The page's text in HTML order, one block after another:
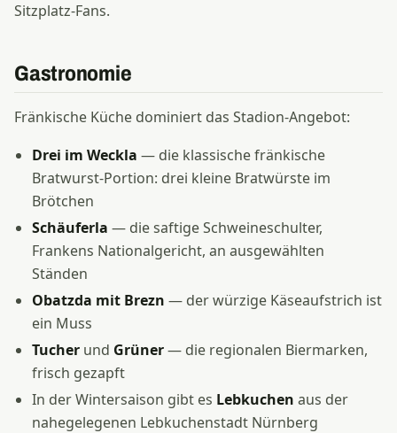
Sitzplatz-Fans.
Gastronomie
Fränkische Küche dominiert das Stadion-Angebot:
Drei im Weckla — die klassische fränkische
Bratwurst-Portion: drei kleine Bratwürste im
Brötchen
Schäuferla — die saftige Schweineschulter,
Frankens Nationalgericht, an ausgewählten
Ständen
Obatzda mit Brezn — der würzige Käseaufstrich ist
ein Muss
Tucher und Grüner— die regionalen Biermarken,
frisch gezapft
In der Wintersaison gibt es Lebkuchen aus der
nahegelegenen Lebkuchenstadt Nürnberg